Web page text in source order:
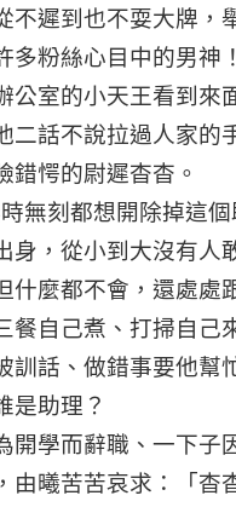
不遲到也不耍大牌，
多粉絲心目中的男神！
公室的小天王看到來
二話不說拉過人家的
錯愕的尉遲杳杳。
無刻都想開除掉這個
身，從小到大沒有人
什麼都不會，還處處
餐自己煮、打掃自己
訓話、做錯事要他幫
是助理？
開學而辭職、一下子
由曦苦苦哀求：「杳